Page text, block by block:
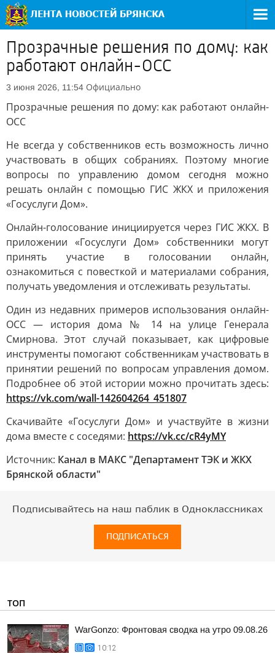
Прозрачные решения по дому: как
работают онлайн-ОСС
3 июня 2026, 11:54 Официально
Прозрачные решения по дому: как работают онлайн-
ОСС
Не всегда у собственников есть возможность лично
участвовать в общих собраниях. Поэтому многие
вопросы по управлению домом сегодня можно
решать онлайн с помощью ГИС ЖКХ и приложения
«Госуслуги Дом».
Онлайн-голосование инициируется через ГИС ЖКХ. В
приложении «Госуслуги Дом» собственники могут
принять участие в голосовании онлайн,
ознакомиться с повесткой и материалами собрания,
получать уведомления и отслеживать результаты.
Один из недавних примеров использования онлайн-
ОСС — история дома № 14 на улице Генерала
Смирнова. Этот случай показывает, как цифровые
инструменты помогают собственникам участвовать в
принятии решений по вопросам управления домом.
Подробнее об этой истории можно прочитать здесь:
https://vk.com/wall-142604264_451807
Скачивайте «Госуслуги Дом» и участвуйте в жизни
дома вместе с соседями: https://vk.cc/cR4yMY
Источник: Канал в МАКС "Департамент ТЭК и ЖКХ
Брянской области"
Подписывайтесь на наш паблик в Одноклассниках
ПОДПИСАТЬСЯ
ТОП
WarGonzo: Фронтовая сводка на утро 09.08.26
10:12